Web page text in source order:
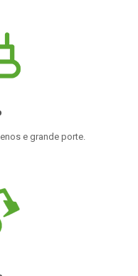
e grande porte.